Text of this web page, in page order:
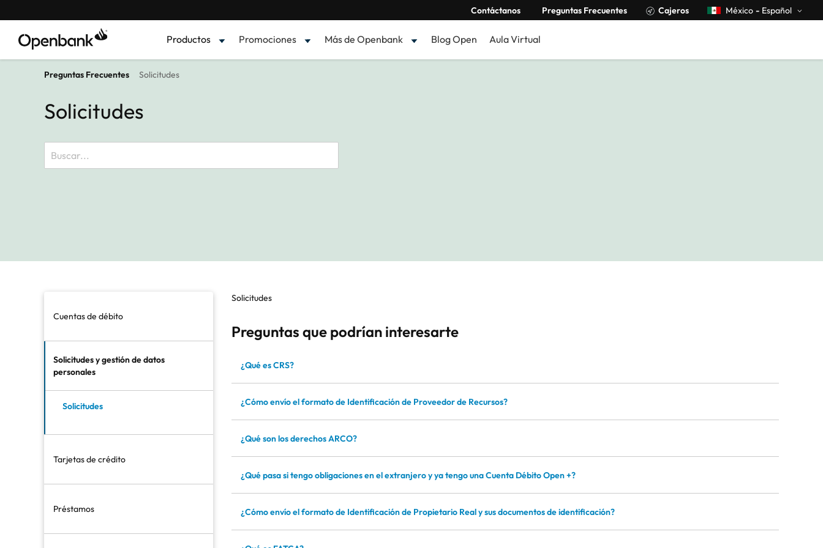
Contáctanos Preguntas Frecuentes Cajeros México - Español
Productos Promociones Más de Openbank Blog Open Aula Virtual
Preguntas Frecuentes Solicitudes
Solicitudes
Cuentas de débito
Contratación y activación
Transferencias y pagos
Solicitudes y gestión de datos
personales
Solicitudes
Tarjetas de crédito
Préstamos
Solicitudes
Preguntas que podrían interesarte
¿Qué es CRS?
¿Cómo envío el formato de Identificación de Proveedor de Recursos?
¿Qué son los derechos ARCO?
¿Qué pasa si tengo obligaciones en el extranjero y ya tengo una Cuenta Débito Open +?
¿Cómo envío el formato de Identificación de Propietario Real y sus documentos de identificación?